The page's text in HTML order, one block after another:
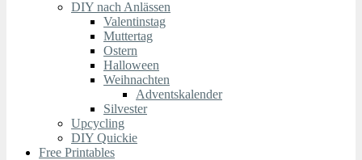
DIY nach Anlässen
Valentinstag
Muttertag
Ostern
Halloween
Weihnachten
Adventskalender
Silvester
Upcycling
DIY Quickie
Free Printables